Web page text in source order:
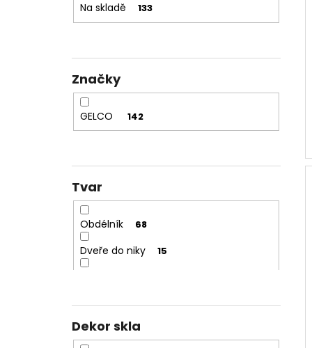
Na skladě 133
Značky
GELCO 142
Tvar
Obdélník 68
Dveře do niky 15
Boční stěna 10
Čtvrtkruh 12
Dekor skla